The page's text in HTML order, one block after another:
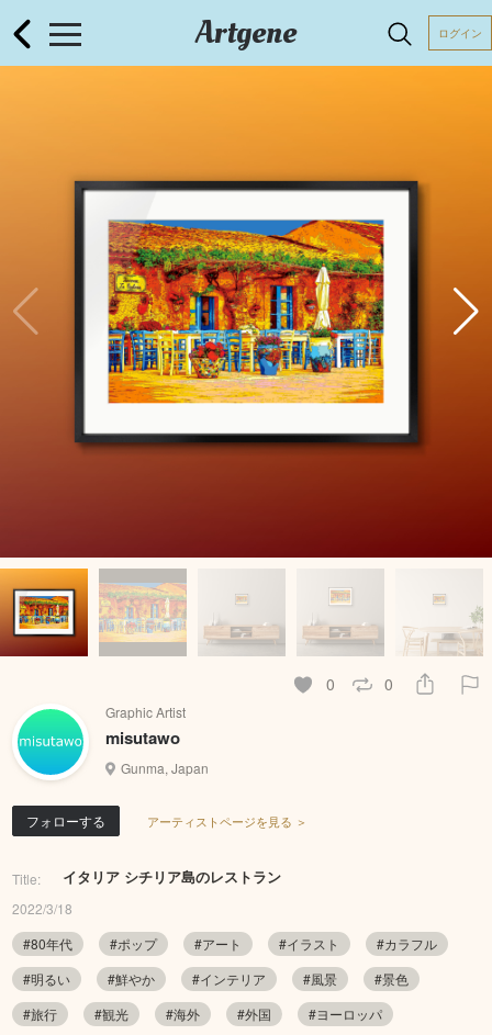
Artgene ログイン
0 0
Graphic Artist
misutawo
Gunma, Japan
フォローする アーティストページを見る ＞
Title: イタリア シチリア島のレストラン
2022/3/18
#80年代
#ポップ #アート #イラスト
#カラフル
#明るい
#鮮やか #インテリア #風景
#景色
#旅行
#観光 #海外 #外国
#ヨーロッパ